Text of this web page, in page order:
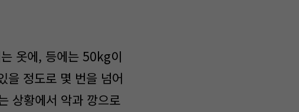
옷에, 등에는 50kg이
을 정도로 몇 번을 넘어
상황에서 악과 깡으로